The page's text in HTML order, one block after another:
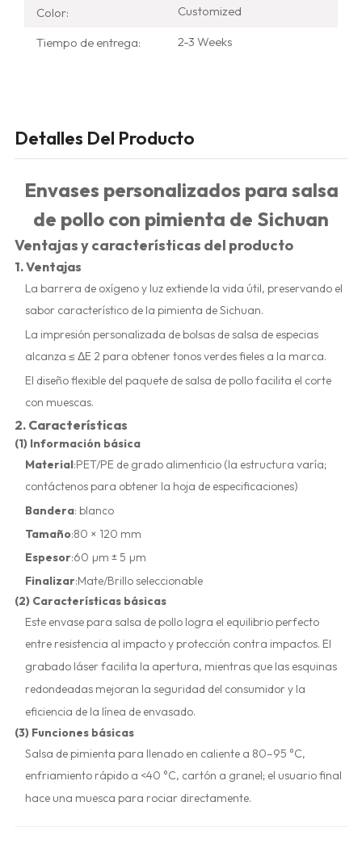
Color: Customized
Tiempo de entrega: 2-3 Weeks
Detalles Del Producto
Envases personalizados para salsa
de pollo con pimienta de Sichuan
Ventajas y características del producto
1. Ventajas
La barrera de oxígeno y luz extiende la vida útil, preservando el
sabor característico de la pimienta de Sichuan.
La impresión personalizada de bolsas de salsa de especias
alcanza ≤ ΔE 2 para obtener tonos verdes fieles a la marca.
El diseño flexible del paquete de salsa de pollo facilita el corte
con muescas.
2. Características
(1) Información básica
Material:PET/PE de grado alimenticio (la estructura varía;
contáctenos para obtener la hoja de especificaciones)
Bandera: blanco
Tamaño:80 × 120 mm
Espesor:60 µm ± 5 µm
Finalizar:Mate/Brillo seleccionable
(2) Características básicas
Este envase para salsa de pollo logra el equilibrio perfecto
entre resistencia al impacto y protección contra impactos. El
grabado láser facilita la apertura, mientras que las esquinas
redondeadas mejoran la seguridad del consumidor y la
eficiencia de la línea de envasado.
(3) Funciones básicas
Salsa de pimienta para llenado en caliente a 80–95 °C,
enfriamiento rápido a <40 °C, cartón a granel; el usuario final
hace una muesca para rociar directamente.